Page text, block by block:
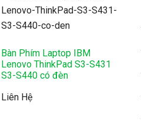
Bàn Phím Laptop IBM
Lenovo ThinkPad S3-S431
S3-S440 có đèn
Liên Hệ